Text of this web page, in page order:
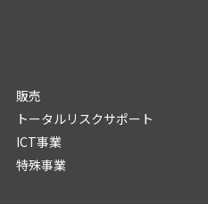
販売
トータルリスクサポート
ICT事業
特殊事業